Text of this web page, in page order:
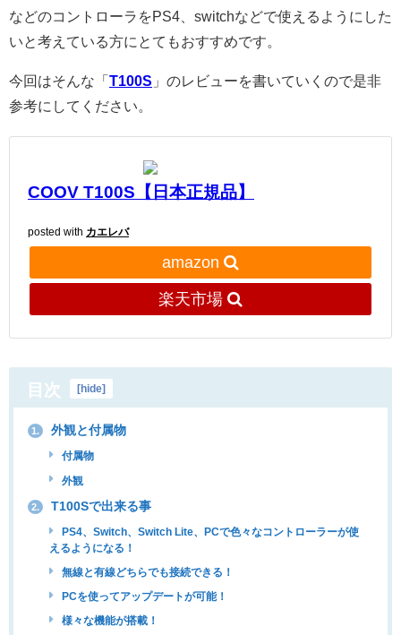
などのコントローラをPS4、switchなどで使えるようにした
いと考えている方にとてもおすすめです。
今回はそんな「 T100S 」のレビューを書いていくので是非
参考にしてください。
COOV T100S【日本正規品】
posted with カエレバ
amazon
楽天市場
目次 [hide]
1. 外観と付属物
付属物
外観
2. T100Sで出来る事
PS4、Switch、Switch Lite、PCで色々なコントローラーが使
えるようになる！
無線と有線どちらでも接続できる！
PCを使ってアップデートが可能！
様々な機能が搭載！